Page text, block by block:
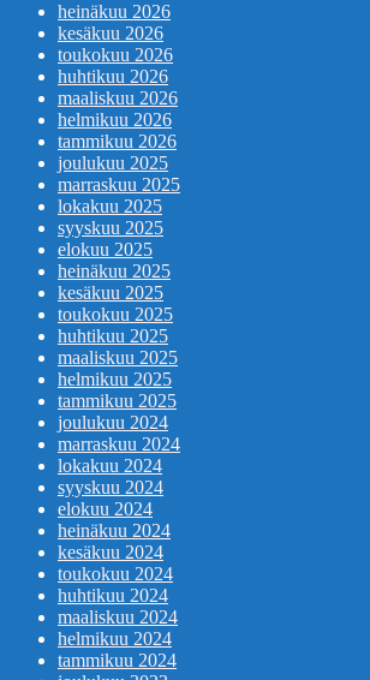
heinäkuu 2026
kesäkuu 2026
toukokuu 2026
huhtikuu 2026
maaliskuu 2026
helmikuu 2026
tammikuu 2026
joulukuu 2025
marraskuu 2025
lokakuu 2025
syyskuu 2025
elokuu 2025
heinäkuu 2025
kesäkuu 2025
toukokuu 2025
huhtikuu 2025
maaliskuu 2025
helmikuu 2025
tammikuu 2025
joulukuu 2024
marraskuu 2024
lokakuu 2024
syyskuu 2024
elokuu 2024
heinäkuu 2024
kesäkuu 2024
toukokuu 2024
huhtikuu 2024
maaliskuu 2024
helmikuu 2024
tammikuu 2024